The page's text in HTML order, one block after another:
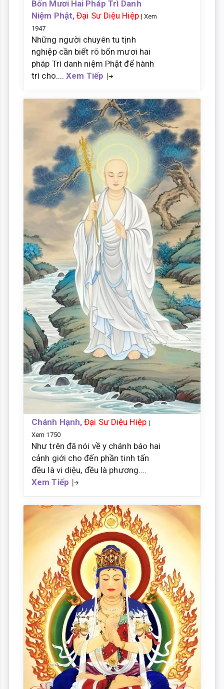
Bốn Mươi Hai Pháp Trì Danh
Niệm Phật,Đại Sư Diệu Hiệp | Xem
1947
Những người chuyên tu tịnh
nghiệp cần biết rõ bốn mươi hai
pháp Trì danh niệm Phật để hành
trì cho....Xem Tiếp
Chánh Hạnh,Đại Sư Diệu Hiệp |
Xem 1750
Như trên đã nói về y chánh báo hai
cảnh giới cho đến phần tinh tấn
đều là vi diệu, đều là phương....
Xem Tiếp